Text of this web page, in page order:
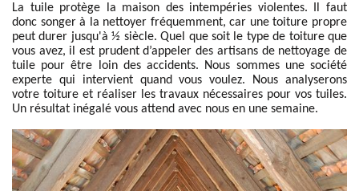
La tuile protège la maison des intempéries violentes. Il faut
donc songer à la nettoyer fréquemment, car une toiture propre
peut durer jusqu'à ½ siècle. Quel que soit le type de toiture que
vous avez, il est prudent d’appeler des artisans de nettoyage de
tuile pour être loin des accidents. Nous sommes une société
experte qui intervient quand vous voulez. Nous analyserons
votre toiture et réaliser les travaux nécessaires pour vos tuiles.
Un résultat inégalé vous attend avec nous en une semaine.